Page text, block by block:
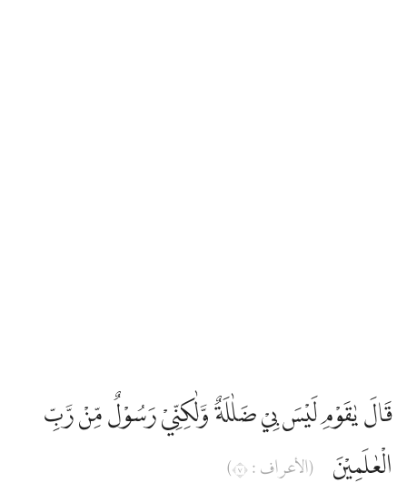
قَالَ يٰقَوْمِ لَيْسَ بِيْ ضَلٰلَةٌ وَّلٰكِنِّيْ رَسُوْلٌ مِّنْ رَّبِّ
الْعٰلَمِيْنَ
(الأعراف : ٧)